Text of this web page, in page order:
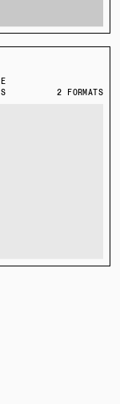
2 FORMATS